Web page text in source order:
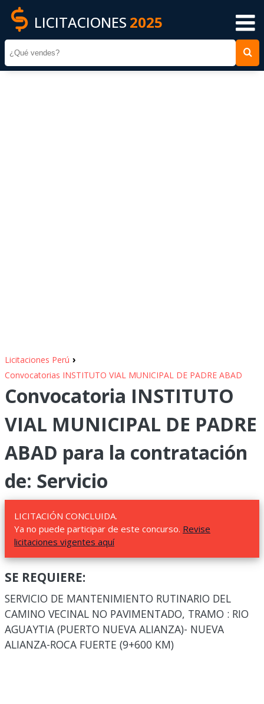
LICITACIONES 2025
Licitaciones Perú ›
Convocatorias INSTITUTO VIAL MUNICIPAL DE PADRE ABAD
Convocatoria INSTITUTO
VIAL MUNICIPAL DE PADRE
ABAD para la contratación
de: Servicio
LICITACIÓN CONCLUIDA.
Ya no puede participar de este concurso. Revise
licitaciones vigentes aquí
SE REQUIERE:
SERVICIO DE MANTENIMIENTO RUTINARIO DEL
CAMINO VECINAL NO PAVIMENTADO, TRAMO : RIO
AGUAYTIA (PUERTO NUEVA ALIANZA)- NUEVA
ALIANZA-ROCA FUERTE (9+600 KM)